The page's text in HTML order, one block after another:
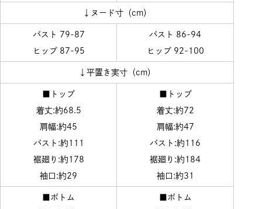
↓ヌード寸（cm）
バスト 79-87
ヒップ 87-95
バスト 86-94
ヒップ 92-100
↓平置き実寸（cm）
■トップ
着丈:約68.5
肩幅:約45
バスト:約111
裾廻り:約178
袖口:約29
■トップ
着丈:約72
肩幅:約47
バスト:約116
裾廻り:約184
袖口:約31
■ボトム
■ボトム